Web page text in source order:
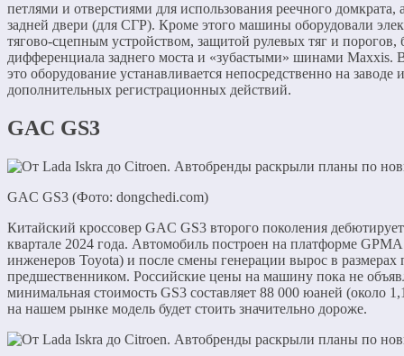
петлями и отверстиями для использования реечного домкрата,
задней двери (для СГР). Кроме этого машины оборудовали
тягово-сцепным устройством, защитой рулевых тяг и порогов,
дифференциала заднего моста и «зубастыми» шинами
это оборудование устанавливается непосредственно на заводе
дополнительных регистрационных действий.
GAC GS3
GAC GS3 (Фото: dongchedi.com)
Китайский кроссовер GAC GS3 второго поколения
квартале 2024 года. Автомобиль построен на платформе
инженеров Toyota) и после смены генерации вырос в размерах
предшественником. Российские цены на машину пока не
минимальная стоимость GS3 составляет 88 000 юаней (около
на нашем рынке модель будет стоить значительно дороже.